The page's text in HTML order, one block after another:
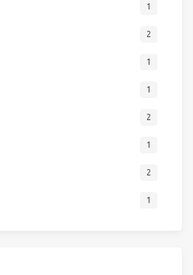
1
2
1
1
2
1
2
1